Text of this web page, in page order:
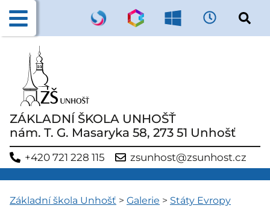
ZÁKLADNÍ ŠKOLA UNHOŠŤ
nám. T. G. Masaryka 58, 273 51 Unhošť
+420 721 228 115 zsunhost@zsunhost.cz
Základní škola Unhošť > Galerie > Státy Evropy